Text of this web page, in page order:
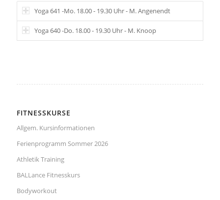
Yoga 641 -Mo. 18.00 - 19.30 Uhr - M. Angenendt
Yoga 640 -Do. 18.00 - 19.30 Uhr - M. Knoop
FITNESSKURSE
Allgem. Kursinformationen
Ferienprogramm Sommer 2026
Athletik Training
BALLance Fitnesskurs
Bodyworkout